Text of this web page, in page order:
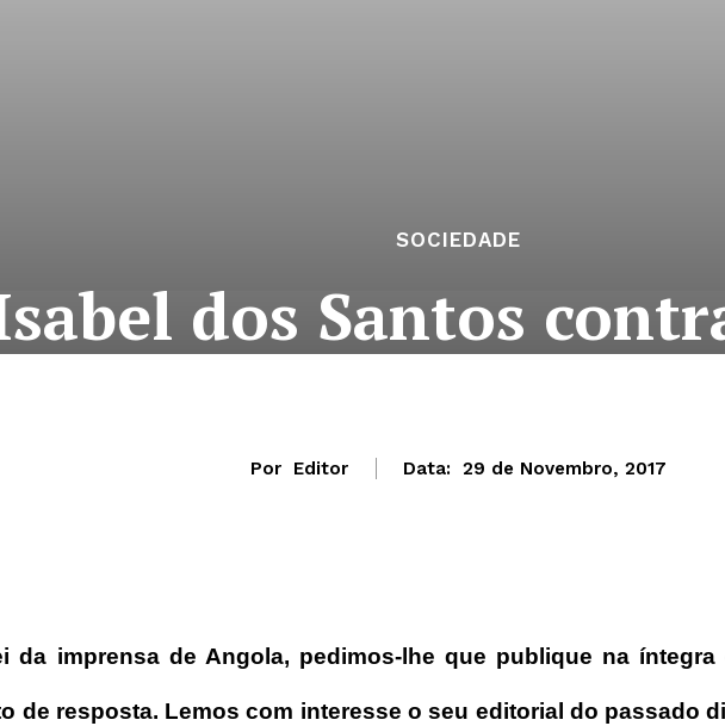
SOCIEDADE
dos Santos
Por Editor Data: 29 de Novembro, 2017
da imprensa de Angola, pedimos-lhe que publique na íntegra
de resposta. Lemos com interesse o seu editorial do passado